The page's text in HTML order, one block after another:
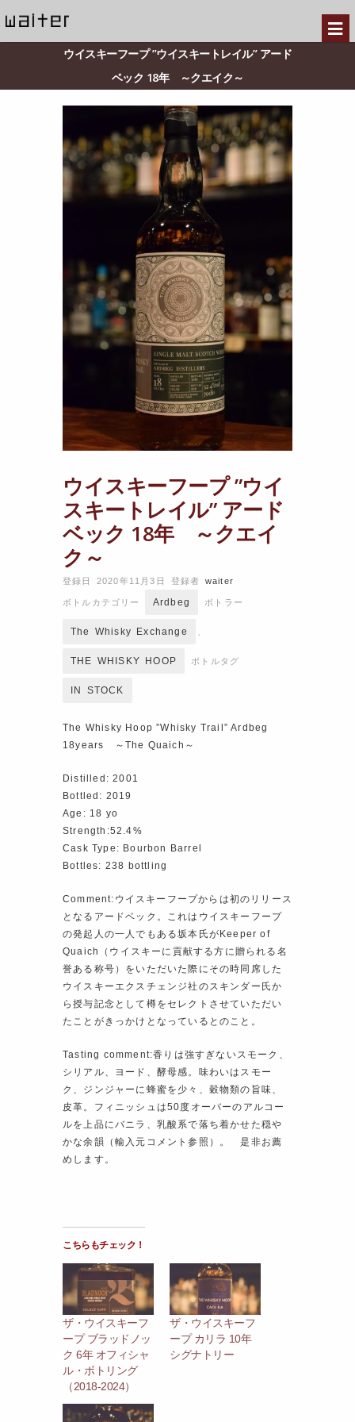
ウイスキーフープ ”ウイスキートレイル” アード
ベック 18年 ～クエイク～
ウイスキーフープ ”ウイ
スキートレイル” アード
ベック 18年 ～クエイ
ク～
登録日 2020年11月3日 登録者 waiter
ボトルカテゴリー Ardbeg ボトラー
The Whisky Exchange
THE WHISKY HOOP ボトルタグ
IN STOCK
The Whisky Hoop ”Whisky Trail” Ardbeg
18years ～The Quaich～
Distilled: 2001
Bottled: 2019
Age: 18 yo
Strength:52.4%
Cask Type: Bourbon Barrel
Bottles: 238 bottling
Comment:ウイスキーフープからは初のリリース
となるアードベック。これはウイスキーフープ
の発起人の一人でもある坂本氏がKeeper of
Quaich（ウイスキーに貢献する方に贈られる名
誉ある称号）をいただいた際にその時同席した
ウイスキーエクスチェンジ社のスキンダー氏か
ら授与記念として樽をセレクトさせていただい
たことがきっかけとなっているとのこと。
Tasting comment:香りは強すぎないスモーク、
シリアル、ヨード、酵母感。味わいはスモー
ク、ジンジャーに蜂蜜を少々、穀物類の旨味、
皮革。フィニッシュは50度オーバーのアルコー
ルを上品にバニラ、乳酸系で落ち着かせた穏や
かな余韻（輸入元コメント参照）。 是非お薦
めします。
こちらもチェック！
ザ・ウイスキーフ
ープ ブラッドノッ
ク 6年 オフィシャ
ル・ボトリング
（2018-2024）
ザ・ウイスキーフ
ープ カリラ 10年
シグナトリー